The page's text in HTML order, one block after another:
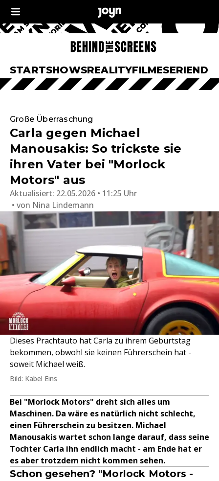
STARTSHOWSREALITYFILMESERIEN
Große Überraschung
Carla gegen Michael
Manousakis: So trickste sie
ihren Vater bei "Morlock
Motors" aus
Aktualisiert: 22.05.2026 • 11:25 Uhr
von Nina Lindemann
Dieses Prachtauto hat Carla zu ihrem Geburtstag
bekommen, obwohl sie keinen Führerschein hat -
soweit Michael weiß.
Bild: Kabel Eins
Bei "Morlock Motors" dreht sich alles um
Maschinen. Da wäre es natürlich nicht schlecht,
einen Führerschein zu besitzen. Michael
Manousakis wartet schon lange darauf, dass seine
Tochter Carla ihn endlich macht - am Ende hat er
es aber trotzdem nicht kommen sehen.
Schon gesehen? "Morlock Motors -